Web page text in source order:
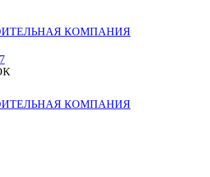
КОМПАНИЯ
КОМПАНИЯ